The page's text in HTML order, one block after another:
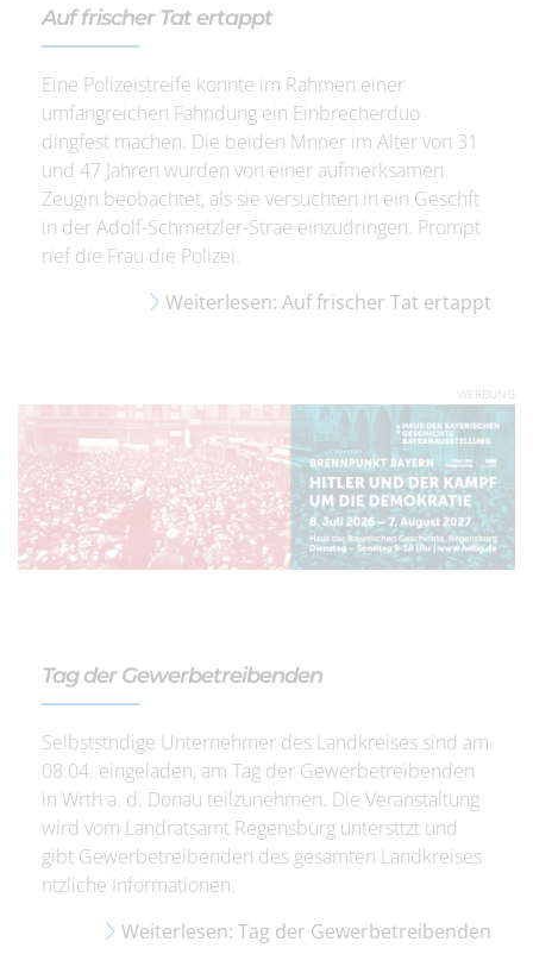
Auf frischer Tat ertappt
Eine Polizeistreife konnte im Rahmen einer
umfangreichen Fahndung ein Einbrecherduo
dingfest machen. Die beiden Mnner im Alter von 31
und 47 Jahren wurden von einer aufmerksamen
Zeugin beobachtet, als sie versuchten in ein Geschft
in der Adolf-Schmetzler-Strae einzudringen. Prompt
rief die Frau die Polizei.
Weiterlesen: Auf frischer Tat ertappt
WERBUNG
Tag der Gewerbetreibenden
Selbststndige Unternehmer des Landkreises sind am
08.04. eingeladen, am Tag der Gewerbetreibenden
in Wrth a. d. Donau teilzunehmen. Die Veranstaltung
wird vom Landratsamt Regensburg untersttzt und
gibt Gewerbetreibenden des gesamten Landkreises
ntzliche Informationen.
Weiterlesen: Tag der Gewerbetreibenden